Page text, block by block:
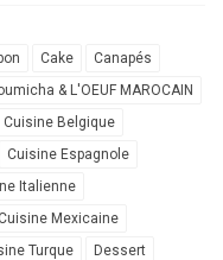
Cake
Canapés
& L'OEUF MAROCAIN
Cuisine Belgique
Cuisine Espagnole
Italienne
Cuisine Mexicaine
Turque
Dessert